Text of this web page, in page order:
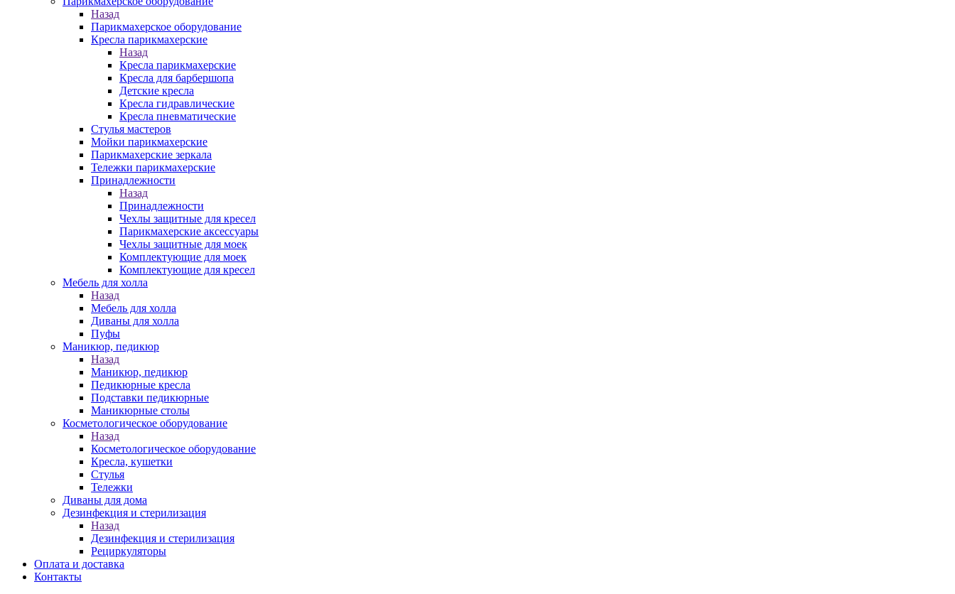
Назад
Парикмахерское оборудование
Кресла парикмахерские
Назад
Кресла парикмахерские
Кресла для барбершопа
Детские кресла
Кресла гидравлические
Кресла пневматические
Стулья мастеров
Мойки парикмахерские
Парикмахерские зеркала
Тележки парикмахерские
Принадлежности
Назад
Принадлежности
Чехлы защитные для кресел
Парикмахерские аксессуары
Чехлы защитные для моек
Комплектующие для моек
Комплектующие для кресел
Мебель для холла
Назад
Мебель для холла
Диваны для холла
Пуфы
Маникюр, педикюр
Назад
Маникюр, педикюр
Педикюрные кресла
Подставки педикюрные
Маникюрные столы
Косметологическое оборудование
Назад
Косметологическое оборудование
Кресла, кушетки
Стулья
Тележки
Диваны для дома
Дезинфекция и стерилизация
Назад
Дезинфекция и стерилизация
Рециркуляторы
Оплата и доставка
Контакты